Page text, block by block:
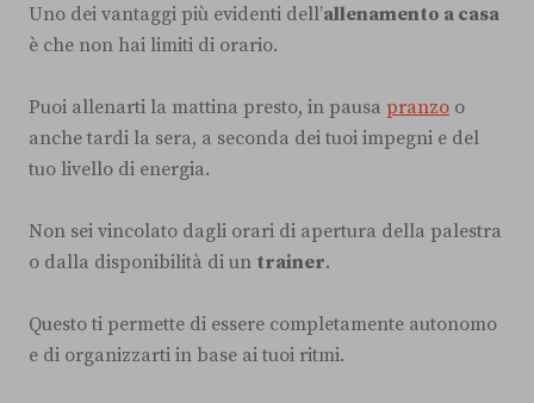
Uno dei vantaggi più evidenti dell’allenamento a casa
è che non hai limiti di orario.
Puoi allenarti la mattina presto, in pausa pranzo o
anche tardi la sera, a seconda dei tuoi impegni e del
tuo livello di energia.
Non sei vincolato dagli orari di apertura della palestra
o dalla disponibilità di un trainer.
Questo ti permette di essere completamente autonomo
e di organizzarti in base ai tuoi ritmi.